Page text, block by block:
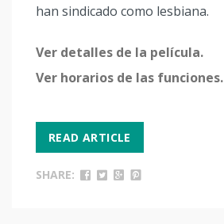
han sindicado como lesbiana.
Ver detalles de la película.
Ver horarios de las funciones.
READ ARTICLE
SHARE: